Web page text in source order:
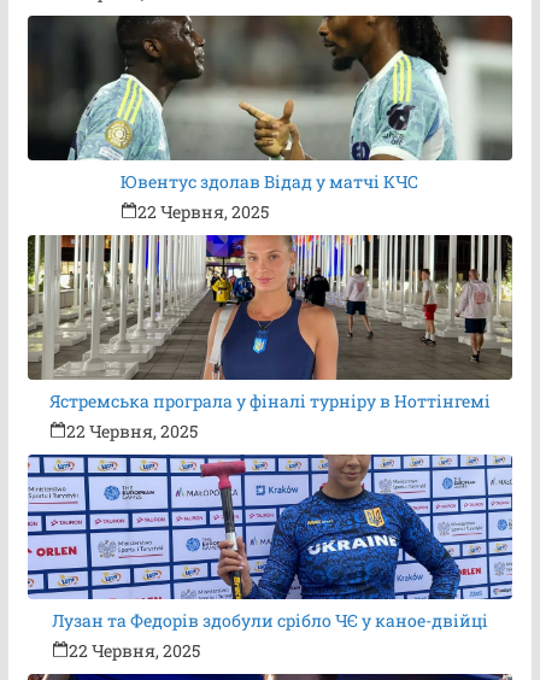
Ювентус здолав Відад у матчі КЧС
22 Червня, 2025
Ястремська програла у фіналі турніру в Ноттінгемі
22 Червня, 2025
Лузан та Федорів здобули срібло ЧЄ у каное-двійці
22 Червня, 2025